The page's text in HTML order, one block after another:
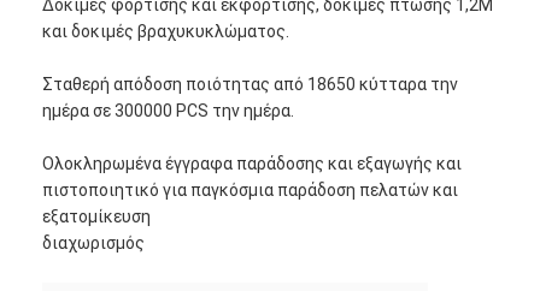
Δοκιμές φόρτισης και εκφόρτισης, δοκιμές πτώσης 1,2M
και δοκιμές βραχυκυκλώματος.
Σταθερή απόδοση ποιότητας από 18650 κύτταρα την
ημέρα σε 300000 PCS την ημέρα.
Ολοκληρωμένα έγγραφα παράδοσης και εξαγωγής και
πιστοποιητικό για παγκόσμια παράδοση πελατών και
εξατομίκευση
διαχωρισμός